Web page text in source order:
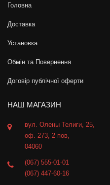
Головна
Доставка
Установка
Обмін та Повернення
Договір публічної оферти
НАШ МАГАЗИН
вул. Олены Телиги, 25,
оф. 273, 2 пов,
04060
(067) 555-01-01
(067) 447-60-16